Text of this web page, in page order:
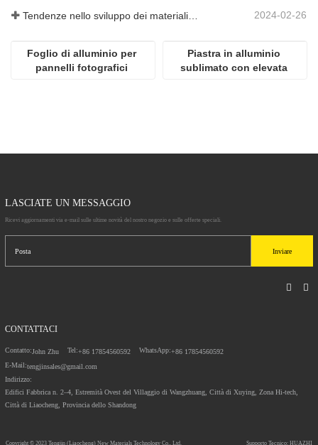
Tendenze nello sviluppo dei materiali in alluminio 2024-02-26
Foglio di alluminio per
pannelli fotografici
Piastra in alluminio
sublimato con elevata
LASCIATE UN MESSAGGIO
Ricevi aggiornamenti via e-mail sulle ultime novità del nostro negozio e sulle offerte speciali.
Inviare
CONTATTACI
Contatto:John Zhu Tel:+86 17854560592 WhatsApp:+86 17854560592
E-Mail:tengjinsales@gmail.com
Indirizzo:
Edifici Fabbrica n. 2–4, Estremità Ovest del Villaggio di Wangzhuang, Città di Xuying, Zona Hi-tech,
Città di Liaocheng, Provincia dello Shandong
Copyright © 2023 Tengjin (Liaocheng) New Materials Technology Co., Ltd. Supporto Tecnico: HUAZHI